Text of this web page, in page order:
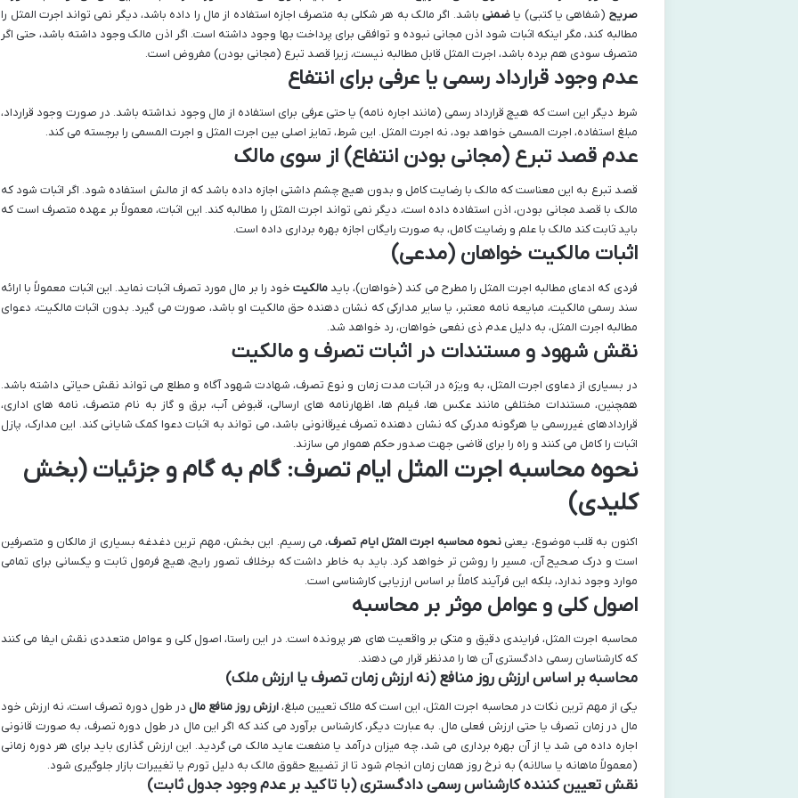
صریح (شفاهی یا کتبی) یاضمنی باشد. اگر مالک به هر شکلی به متصرف اجازه استفاده از مال را داده باشد، دیگر نمی تواند اجرت المثل را
مطالبه کند، مگر اینکه اثبات شود اذن مجانی نبوده و توافقی برای پرداخت بها وجود داشته است. اگر اذن مالک وجود داشته باشد، حتی اگر
متصرف سودی هم برده باشد، اجرت المثل قابل مطالبه نیست، زیرا قصد تبرع (مجانی بودن) مفروض است.
عدم وجود قرارداد رسمی یا عرفی برای انتفاع
شرط دیگر این است که هیچ قرارداد رسمی (مانند اجاره نامه) یا حتی عرفی برای استفاده از مال وجود نداشته باشد. در صورت وجود قرارداد،
مبلغ استفاده، اجرت المسمی خواهد بود، نه اجرت المثل. این شرط، تمایز اصلی بین اجرت المثل و اجرت المسمی را برجسته می کند.
عدم قصد تبرع (مجانی بودن انتفاع) از سوی مالک
قصد تبرع به این معناست که مالک با رضایت کامل و بدون هیچ چشم داشتی اجازه داده باشد که از مالش استفاده شود. اگر اثبات شود که
مالک با قصد مجانی بودن، اذن استفاده داده است، دیگر نمی تواند اجرت المثل را مطالبه کند. این اثبات، معمولاً بر عهده متصرف است که
باید ثابت کند مالک با علم و رضایت کامل، به صورت رایگان اجازه بهره برداری داده است.
اثبات مالکیت خواهان (مدعی)
فردی که ادعای مطالبه اجرت المثل را مطرح می کند (خواهان)، بایدمالکیت خود را بر مال مورد تصرف اثبات نماید. این اثبات معمولاً با ارائه
سند رسمی مالکیت، مبایعه نامه معتبر، یا سایر مدارکی که نشان دهنده حق مالکیت او باشد، صورت می گیرد. بدون اثبات مالکیت، دعوای
مطالبه اجرت المثل، به دلیل عدم ذی نفعی خواهان، رد خواهد شد.
نقش شهود و مستندات در اثبات تصرف و مالکیت
در بسیاری از دعاوی اجرت المثل، به ویژه در اثبات مدت زمان و نوع تصرف، شهادت شهود آگاه و مطلع می تواند نقش حیاتی داشته باشد.
همچنین، مستندات مختلفی مانند عکس ها، فیلم ها، اظهارنامه های ارسالی، قبوض آب، برق و گاز به نام متصرف، نامه های اداری،
قراردادهای غیررسمی یا هرگونه مدرکی که نشان دهنده تصرف غیرقانونی باشد، می تواند به اثبات دعوا کمک شایانی کند. این مدارک، پازل
اثبات را کامل می کنند و راه را برای قاضی جهت صدور حکم هموار می سازند.
نحوه محاسبه اجرت المثل ایام تصرف: گام به گام و جزئیات (بخش
کلیدی)
اکنون به قلب موضوع، یعنینحوه محاسبه اجرت المثل ایام تصرف، می رسیم. این بخش، مهم ترین دغدغه بسیاری از مالکان و متصرفین
است و درک صحیح آن، مسیر را روشن تر خواهد کرد. باید به خاطر داشت که برخلاف تصور رایج، هیچ فرمول ثابت و یکسانی برای تمامی
موارد وجود ندارد، بلکه این فرآیند کاملاً بر اساس ارزیابی کارشناسی است.
اصول کلی و عوامل موثر بر محاسبه
محاسبه اجرت المثل، فرایندی دقیق و متکی بر واقعیت های هر پرونده است. در این راستا، اصول کلی و عوامل متعددی نقش ایفا می کنند
که کارشناسان رسمی دادگستری آن ها را مدنظر قرار می دهند.
محاسبه بر اساس ارزش روز منافع (نه ارزش زمان تصرف یا ارزش ملک)
یکی از مهم ترین نکات در محاسبه اجرت المثل، این است که ملاک تعیین مبلغ،ارزش روز منافع مال در طول دوره تصرف است، نه ارزش خود
مال در زمان تصرف یا حتی ارزش فعلی مال. به عبارت دیگر، کارشناس برآورد می کند که اگر این مال در طول دوره تصرف، به صورت قانونی
اجاره داده می شد یا از آن بهره برداری می شد، چه میزان درآمد یا منفعت عاید مالک می گردید. این ارزش گذاری باید برای هر دوره زمانی
(معمولاً ماهانه یا سالانه) به نرخ روز همان زمان انجام شود تا از تضییع حقوق مالک به دلیل تورم یا تغییرات بازار جلوگیری شود.
نقش تعیین کننده کارشناس رسمی دادگستری (با تاکید بر عدم وجود جدول ثابت)